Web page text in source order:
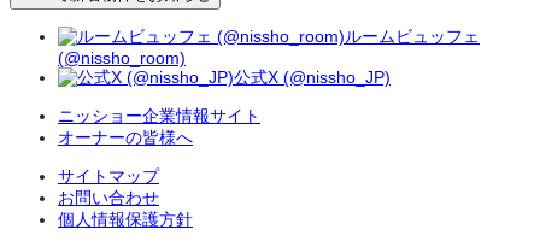
ルームビュッフェ
(@nissho_room)
公式X (@nissho_JP)
ニッショー企業情報サイト
オーナーの皆様へ
サイトマップ
お問い合わせ
個人情報保護方針